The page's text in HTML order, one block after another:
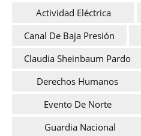
Actividad Eléctrica
Canal De Baja Presión
Claudia Sheinbaum Pardo
Derechos Humanos
Evento De Norte
Guardia Nacional